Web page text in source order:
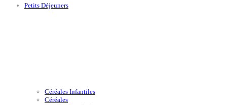
Petits Déjeuners
Céréales Infantiles
Céréales